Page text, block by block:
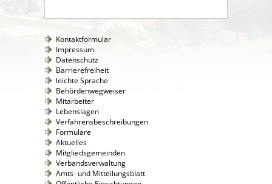
Kontaktformular
Impressum
Datenschutz
Barrierefreiheit
leichte Sprache
Behördenwegweiser
Mitarbeiter
Lebenslagen
Verfahrensbeschreibungen
Formulare
Aktuelles
Mitgliedsgemeinden
Verbandsverwaltung
Amts- und Mitteilungsblatt